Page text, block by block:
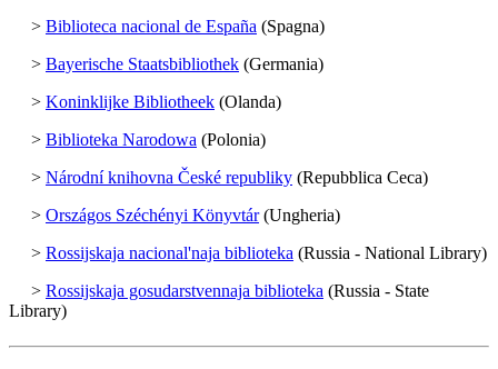
> Biblioteca nacional de España (Spagna)
> Bayerische Staatsbibliothek (Germania)
> Koninklijke Bibliotheek (Olanda)
> Biblioteka Narodowa (Polonia)
> Národní knihovna České republiky (Repubblica Ceca)
> Országos Széchényi Könyvtár(Ungheria)
> Rossijskaja nacional'naja biblioteka (Russia - National Library)
> Rossijskaja gosudarstvennaja biblioteka (Russia - State
Library)